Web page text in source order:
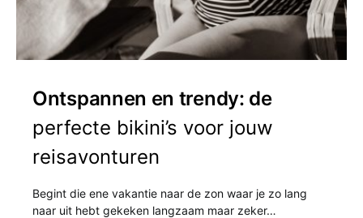
Ontspannen en trendy: de
perfecte bikini’s voor jouw
reisavonturen
Begint die ene vakantie naar de zon waar je zo lang
naar uit hebt gekeken langzaam maar zeker…